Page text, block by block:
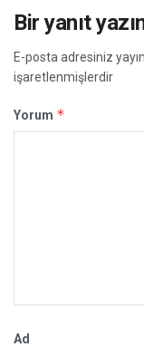
Bir yanıt
E-posta adresiniz
işaretlenmişlerdir
Yorum *
Ad